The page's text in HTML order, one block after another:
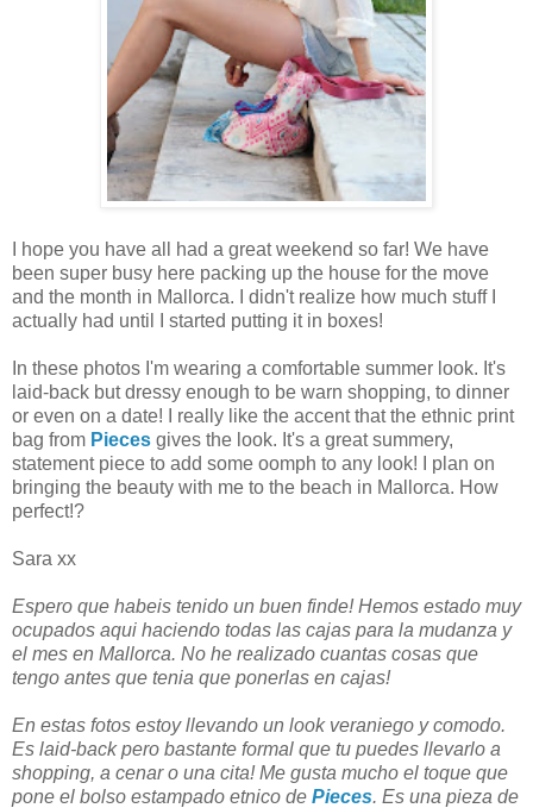
I hope you have all had a great weekend so far! We have
been super busy here packing up the house for the move
and the month in Mallorca. I didn't realize how much stuff I
actually had until I started putting it in boxes!
In these photos I'm wearing a comfortable summer look. It's
laid-back but dressy enough to be warn shopping, to dinner
or even on a date! I really like the accent that the ethnic print
bag from Pieces gives the look. It's a great summery,
statement piece to add some oomph to any look! I plan on
bringing the beauty with me to the beach in Mallorca. How
perfect!?
Sara xx
Espero que habeis tenido un buen finde! Hemos estado muy
ocupados aqui haciendo todas las cajas para la mudanza y
el mes en Mallorca. No he realizado cuantas cosas que
tengo antes que tenia que ponerlas en cajas!
En estas fotos estoy llevando un look veraniego y comodo.
Es laid-back pero bastante formal que tu puedes llevarlo a
shopping, a cenar o una cita! Me gusta mucho el toque que
pone el bolso estampado etnico de Pieces. Es una pieza de